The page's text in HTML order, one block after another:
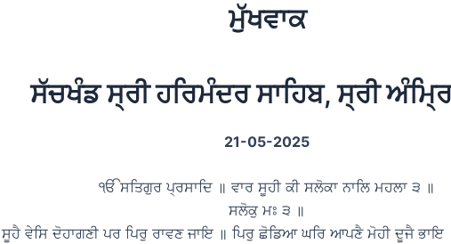
ਮੁੱਖਵਾਕ
ਸੱਚਖੰਡ ਸ੍ਰੀ ਹਰਿਮੰਦਰ ਸਾਹਿਬ, ਸ੍ਰੀ
21-05-2025
ੴ ਸਤਿਗੁਰ ਪ੍ਰਸਾਦਿ ॥ ਵਾਰ ਸੂਹੀ ਕੀ ਸਲੋਕਾ ਨਾਲਿ ਮਹਲਾ ੩ ॥
ਸਲੋਕੁ ਮਃ ੩ ॥
ਸੂਹੈ ਵੇਸਿ ਦੋਹਾਗਣੀ ਪਰ ਪਿਰੁ ਰਾਵਣ ਜਾਇ ॥ ਪਿਰੁ ਛੋਡਿਆ ਘਰਿ ਆਪਣੈ ਮੋਹੀ ਦੂਜੈ ਭਾਇ